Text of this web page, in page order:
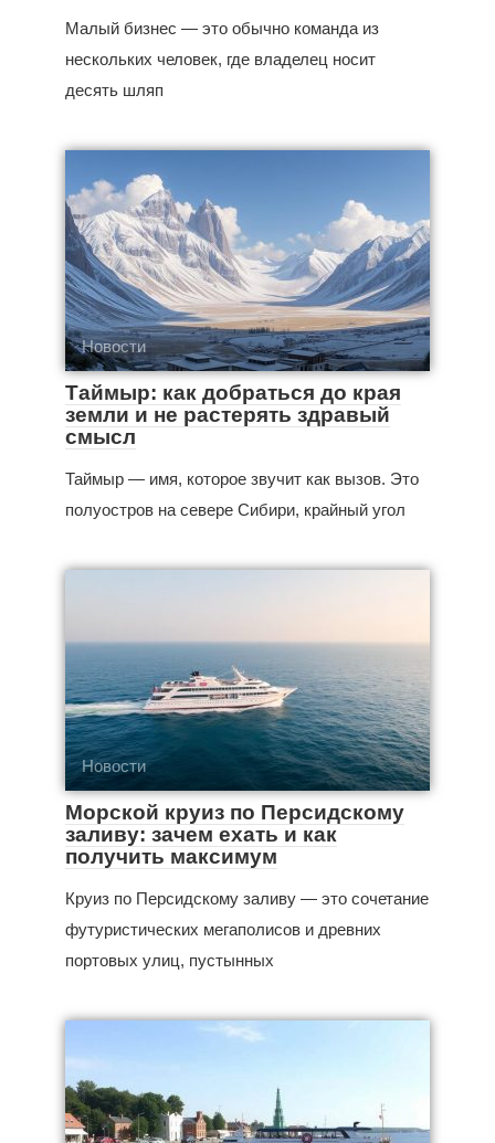
Малый бизнес — это обычно команда из
нескольких человек, где владелец носит
десять шляп
Новости
Таймыр: как добраться до края
земли и не растерять здравый
смысл
Таймыр — имя, которое звучит как вызов. Это
полуостров на севере Сибири, крайный угол
Новости
Морской круиз по Персидскому
заливу: зачем ехать и как
получить максимум
Круиз по Персидскому заливу — это сочетание
футуристических мегаполисов и древних
портовых улиц, пустынных